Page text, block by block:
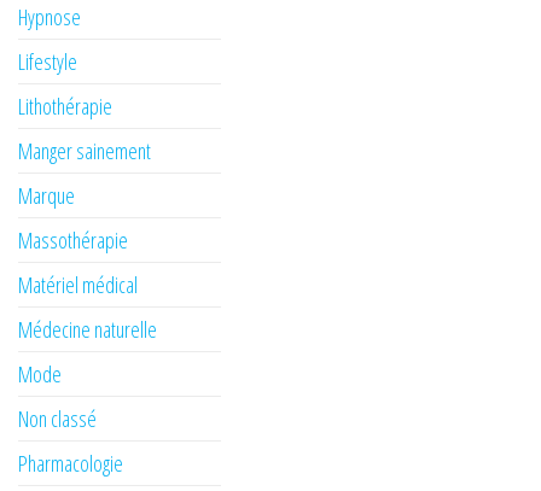
Hypnose
Lifestyle
Lithothérapie
Manger sainement
Marque
Massothérapie
Matériel médical
Médecine naturelle
Mode
Non classé
Pharmacologie